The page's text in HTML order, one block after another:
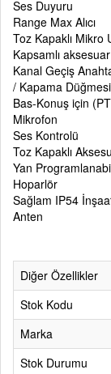
Ses Duyuru
Range Max Alıcı
Toz Kapaklı Mikro
Kapsamlı
Kanal Geçiş
/ Kapama Düğmesi
Bas-Konuş için
Mikrofon
Ses Kontrolü
Toz Kapaklı
Yan
Hoparlör
Sağlam IP54
Anten
Diğer Özellikler
Stok Kodu
Marka
Stok Durumu